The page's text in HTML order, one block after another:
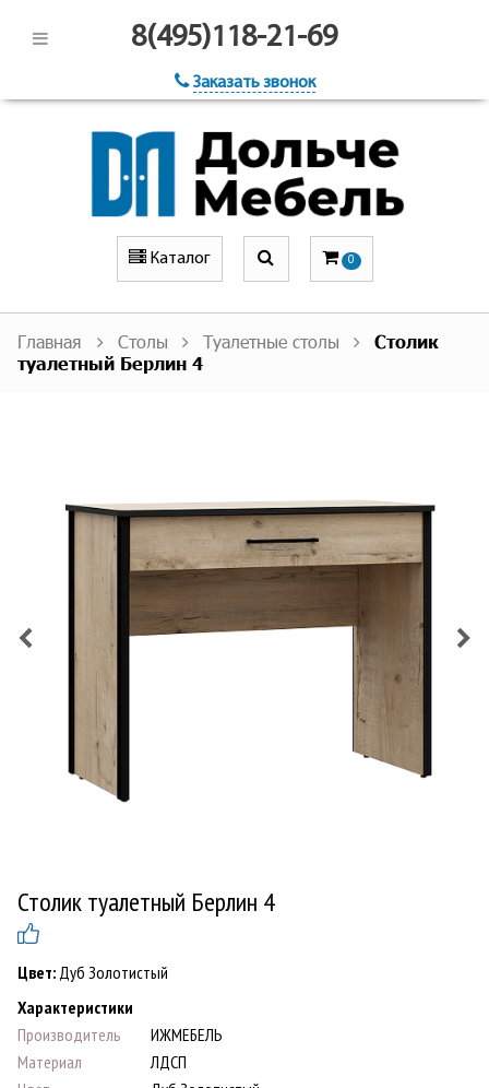
8(495)118-21-69
Заказать звонок
Каталог 0
Главная Столы Туалетные столы
Столик
туалетный Берлин 4
Столик туалетный Берлин 4
Цвет: Дуб Золотистый
Характеристики
Производитель
ИЖМЕБЕЛЬ
Материал
ЛДСП